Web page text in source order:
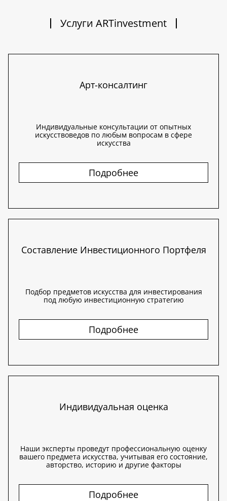
Услуги ARTinvestment
Арт-консалтинг
Индивидуальные консультации от опытных
искусствоведов по любым вопросам в сфере
искусства
Подробнее
Составление Инвестиционного Портфеля
Подбор предметов искусства для инвестирования
под любую инвестиционную стратегию
Подробнее
Индивидуальная оценка
Наши эксперты проведут профессиональную оценку
вашего предмета искусства, учитывая его состояние,
авторство, историю и другие факторы
Подробнее